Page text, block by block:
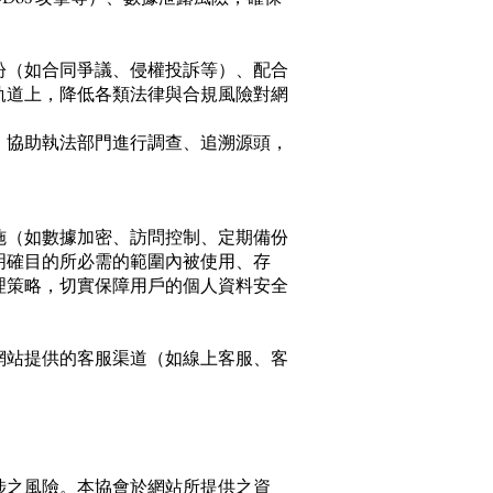
如合同爭議、侵權投訴等）、配合
上，降低各類法律與合規風險對網
助執法部門進行調查、追溯源頭，
如數據加密、訪問控制、定期備份
目的所必需的範圍內被使用、存
略，切實保障用戶的個人資料安全
提供的客服渠道（如線上客服、客
風險。本協會於網站所提供之資